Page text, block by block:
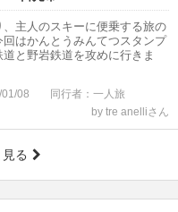
主人のスキーに便乗する旅の
はかんとうみんてつスタンプ
と野岩鉄道を攻めに行きま
08
同行者：一人旅
by tre anelliさん
る